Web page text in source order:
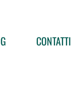
CONTATTI